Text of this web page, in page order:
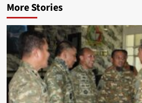
More Stories